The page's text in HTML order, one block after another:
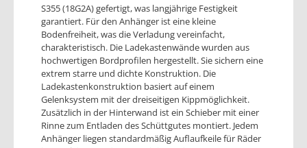
S355 (18G2A) gefertigt, was langjährige Festigkeit
garantiert. Für den Anhänger ist eine kleine
Bodenfreiheit, was die Verladung vereinfacht,
charakteristisch. Die Ladekastenwände wurden aus
hochwertigen Bordprofilen hergestellt. Sie sichern eine
extrem starre und dichte Konstruktion. Die
Ladekastenkonstruktion basiert auf einem
Gelenksystem mit der dreiseitigen Kippmöglichkeit.
Zusätzlich in der Hinterwand ist ein Schieber mit einer
Rinne zum Entladen des Schüttgutes montiert. Jedem
Anhänger liegen standardmäßig Auflaufkeile für Räder